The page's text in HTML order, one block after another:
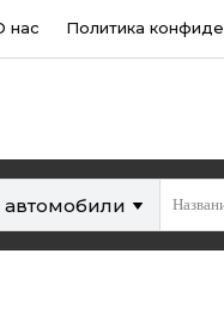
нас Политика
автомобили